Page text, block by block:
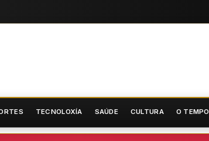
TECNOLOXÍA SAÚDE CULTURA O TEMPO